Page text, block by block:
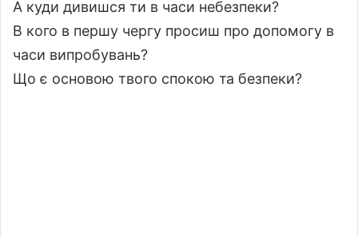
А куди дивишся ти в часи небезпеки?
В кого в першу чергу просиш про допомогу в
часи випробувань?
Що є основою твого спокою та безпеки?